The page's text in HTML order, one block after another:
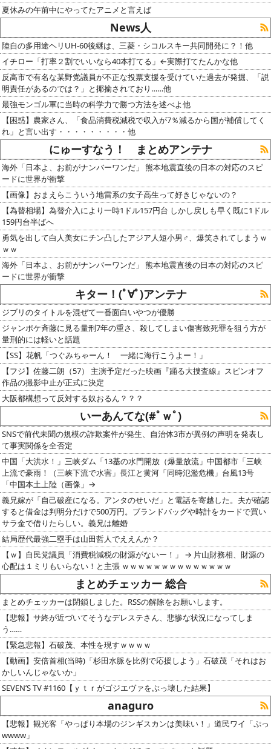
夏休みの午前中にやってたアニメと言えば
News人
陸自の多用途ヘリUH-60後継は、三菱・シコルスキー共同開発に？！他
イチロー「打率２割でいいなら40本打てる」←実際打てたんかな他
反高市で有名な某野党議員が不正な投票支援を受けていた過去が発掘、「説
明責任があるのでは？」と揶揄されており……他
最強モンゴル軍に当時の科学力で勝つ方法を述べよ他
【困惑】農家さん、「食品消費税減税で収入が7％減るから国が補償してく
れ」と言い出す・・・・・・・・・他
にゅーすなう！ まとめアンテナ
海外「日本よ、お前がナンバーワンだ」 熊本地震直後の日本の対応のスピ
ードに世界が衝撃
【画像】おまえらこういう地雷系の女子高生って好きじゃないの？
【為替相場】為替介入により一時1ドル157円台 しかし戻しも早く既に1ドル
159円台半ばへ
勇気を出して白人美女にチン凸したアジア人短小男♂、爆笑されてしまうｗ
ｗｗ
海外「日本よ、お前がナンバーワンだ」 熊本地震直後の日本の対応のスピ
ードに世界が衝撃
キター！(ﾟ∀ﾟ)アンテナ
ジブリのタイトルを混ぜて一番面白いやつが優勝
ジャンポケ斉藤に見る量刑7年の重さ、殺してしまい傷害致死罪を狙う方が
量刑的には軽いと話題
【SS】花帆「つぐみちゃーん！ 一緒に海行こうよー！」
【フジ】佐藤二朗（57） 主演予定だった映画『踊る大捜査線』スピンオフ
作品の撮影中止が正式に決定
大阪都構想って反対する奴おるん？？？
いーあんてな(#ﾟｗﾟ)
SNSで前代未聞の規模の詐欺案件が発生、自治体3市が異例の声明を発表し
て事実関係を全否定
中国「大洪水！」三峡ダム「13基の水門開放（爆量放流」中国都市「三峡
上流で豪雨！（三峡下流で水害」長江と黄河「同時氾濫危機」台風13号
「中国本土上陸（画像」→
義兄嫁が「自己破産になる。アンタのせいだ」と電話を寄越した。夫が確認
すると借金は判明分だけで500万円。ブランドバッグや時計をカードで買い
サラ金で借りたらしい。義兄は離婚
結局歴代最強二塁手は山田哲人でええんか？
【ｗ】自民党議員「消費税減税の財源がないー！」 → 片山財務相、財源の
心配は１ミリもいらない！と主張 ｗｗｗｗｗｗｗｗｗｗｗｗｗｗ
まとめチェッカー 総合
まとめチェッカーは閉鎖しました。RSSの解除をお願いします。
【悲報】サ終が近づいてそうなデレステさん、悲惨な状況になってしま
う……
【緊急悲報】石破茂、本性を現すｗｗｗｗ
【動画】安倍首相(当時)「杉田水脈を比例で応援しよう」石破茂「それはお
かしいんじゃないか」
SEVEN’S TV #1160【ｙｔｒがゴジエヴァをぶっ壊した結果】
anaguro
【悲報】観光客「やっぱり本場のジンギスカンは美味い！」道民ワイ「ぷっ
wwww」